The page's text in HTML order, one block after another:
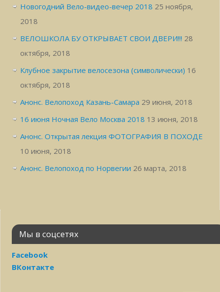
Новогодний Вело-видео-вечер 2018 25 ноября,
2018
ВЕЛОШКОЛА БУ ОТКРЫВАЕТ СВОИ ДВЕРИ!!! 28
октября, 2018
Клубное закрытие велосезона (символически) 16
октября, 2018
Анонс. Велопоход Казань-Самара 29 июня, 2018
16 июня Ночная Вело Москва 2018 13 июня, 2018
Анонс. Открытая лекция ФОТОГРАФИЯ В ПОХОДЕ
10 июня, 2018
Анонс. Велопоход по Норвегии 26 марта, 2018
Мы в соцсетях
Facebook
ВКонтакте